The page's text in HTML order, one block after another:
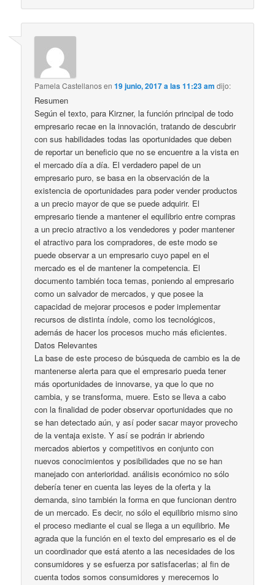
Pamela Castellanosen19 junio, 2017 a las 11:23 am dijo:
Resumen
Según el texto, para Kirzner, la función principal de todo
empresario recae en la innovación, tratando de descubrir
con sus habilidades todas las oportunidades que deben
de reportar un beneficio que no se encuentre a la vista en
el mercado día a día. El verdadero papel de un
empresario puro, se basa en la observación de la
existencia de oportunidades para poder vender productos
a un precio mayor de que se puede adquirir. El
empresario tiende a mantener el equilibrio entre compras
a un precio atractivo a los vendedores y poder mantener
el atractivo para los compradores, de este modo se
puede observar a un empresario cuyo papel en el
mercado es el de mantener la competencia. El
documento también toca temas, poniendo al empresario
como un salvador de mercados, y que posee la
capacidad de mejorar procesos e poder implementar
recursos de distinta índole, como los tecnológicos,
además de hacer los procesos mucho más eficientes.
Datos Relevantes
La base de este proceso de búsqueda de cambio es la de
mantenerse alerta para que el empresario pueda tener
más oportunidades de innovarse, ya que lo que no
cambia, y se transforma, muere. Esto se lleva a cabo
con la finalidad de poder observar oportunidades que no
se han detectado aún, y así poder sacar mayor provecho
de la ventaja existe. Y así se podrán ir abriendo
mercados abiertos y competitivos en conjunto con
nuevos conocimientos y posibilidades que no se han
manejado con anterioridad. análisis económico no sólo
debería tener en cuenta las leyes de la oferta y la
demanda, sino también la forma en que funcionan dentro
de un mercado. Es decir, no sólo el equilibrio mismo sino
el proceso mediante el cual se llega a un equilibrio. Me
agrada que la función en el texto del empresario es el de
un coordinador que está atento a las necesidades de los
consumidores y se esfuerza por satisfacerlas; al fin de
cuenta todos somos consumidores y merecemos lo